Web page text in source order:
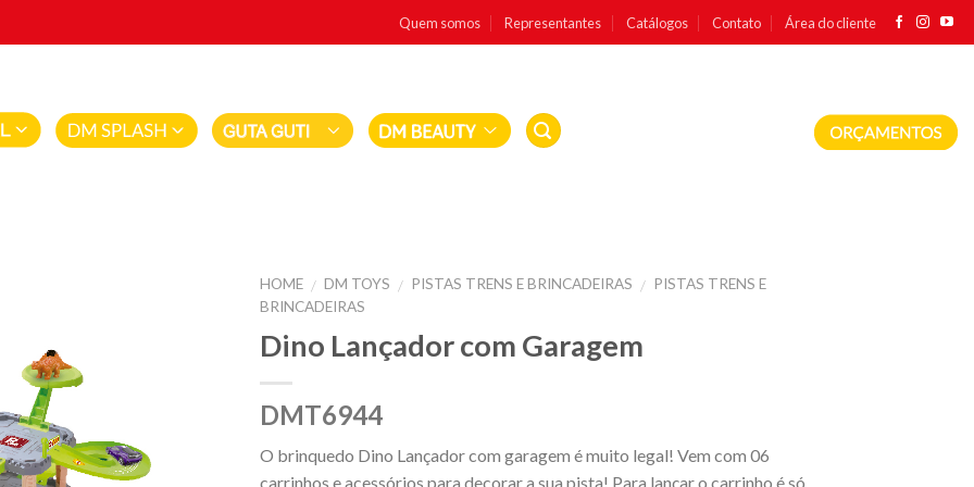
Quem somos Representantes Catálogos Contato Área do cliente
HOME / DM TOYS / PISTAS TRENS E BRINCADEIRAS / PISTAS TRENS E
BRINCADEIRAS
Dino Lançador com Garagem
DMT6944
O brinquedo Dino Lançador com garagem é muito legal! Vem com 06
carrinhos e acessórios para decorar a sua pista! Para lançar o carrinho é só